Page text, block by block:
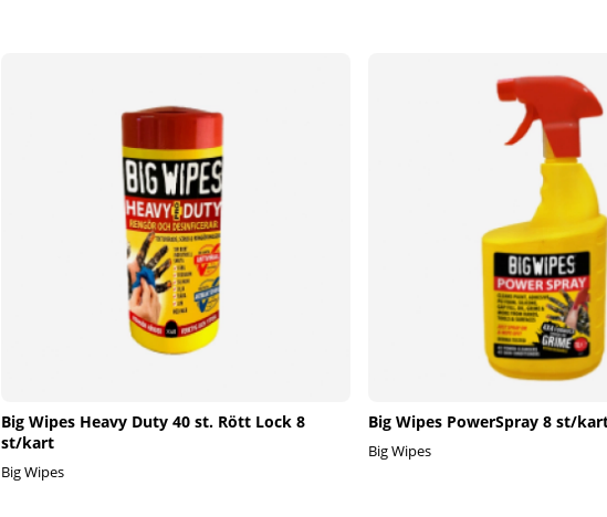
Big Wipes Heavy Duty 40 st. Rött Lock 8
st/kart
Big Wipes
Big Wipes PowerSpray 8 st/
Big Wipes